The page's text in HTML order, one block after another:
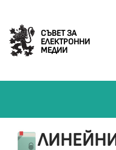
СЪВЕТ ЗА
ЕЛЕКТРОННИ
МЕДИИ